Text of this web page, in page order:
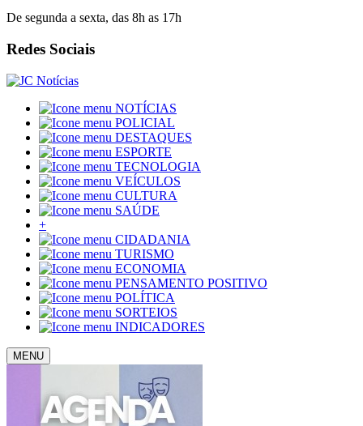
De segunda a sexta, das 8h as 17h
Redes Sociais
NOTÍCIAS
POLICIAL
DESTAQUES
ESPORTE
TECNOLOGIA
VEÍCULOS
CULTURA
SAÚDE
+
CIDADANIA
TURISMO
ECONOMIA
PENSAMENTO POSITIVO
POLÍTICA
SORTEIOS
INDICADORES
MENU